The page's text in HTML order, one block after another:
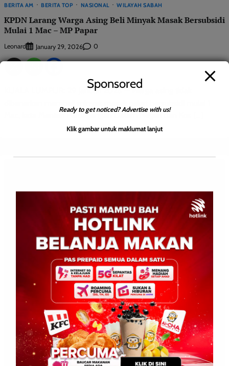
BERITA AM BERITA TOP NASIONAL WILAYAH SABAH
KPDN Larang Warga Asing Beli Minyak Masak Bersubsidi
Mulai 1 Mac – MP Papar
Leonard January 29, 2026 0
KUALA LUMPUR: 29 Januari 2026 — Warga asing tidak
Mac, kata Menteri Perdagangan Dalam Negeri dan Kos […]
Sponsored
Ready to get noticed? Advertise with us!
Klik gambar untuk maklumat lanjut